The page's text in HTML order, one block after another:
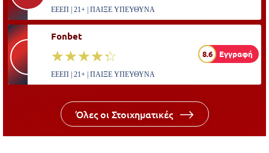
ΕΕΕΠ | 21+ | ΠΑΙΞΕ ΥΠΕΥΘΥΝΑ
Fonbet
☆☆☆☆☆
★★★★★ 8.6 Εγγραφή
ΕΕΕΠ | 21+ | ΠΑΙΞΕ ΥΠΕΥΘΥΝΑ
Όλες οι Στοιχηματικές